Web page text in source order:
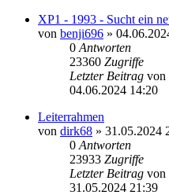
XP1 - 1993 - Sucht ein
von benji696 »
0 Antworten
23360 Zugriffe
Letzter Beitrag von
04.06.2024 14:20
Leiterrahmen
von dirk68 » 31.05.2024
0 Antworten
23933 Zugriffe
Letzter Beitrag von
31.05.2024 21:39